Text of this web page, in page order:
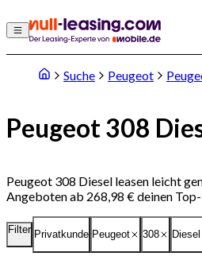
Suche Peugeot
Peugeot 308
Peugeot 308 Diesel leasen leicht
Angeboten ab 268,98 € deinen
Filter Privatkunde Peugeot 308 Diesel